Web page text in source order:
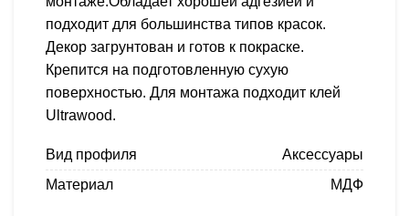
подходит для большинства типов красок.
Декор загрунтован и готов к покраске.
Крепится на подготовленную сухую
поверхностью. Для монтажа подходит клей
Ultrawood.
Вид профиля
Аксессуары
Материал
МДФ